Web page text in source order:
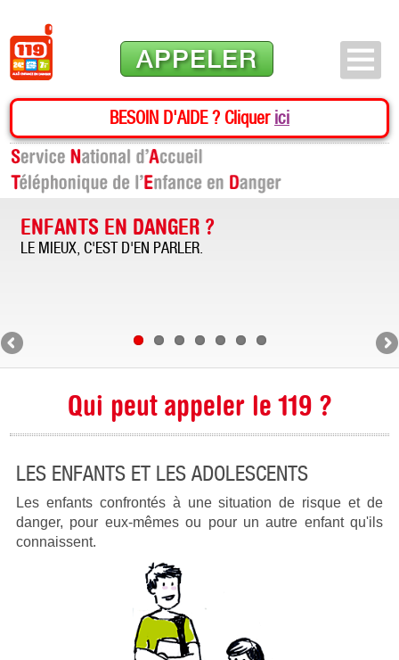
APPELER
BESOIN D'AIDE ? Cliquer ici
ENFANTS EN DANGER ?
LE MIEUX, C'EST D'EN PARLER.
Qui peut appeler le 119 ?
LES ENFANTS ET LES ADOLESCENTS
Les enfants confrontés à une situation de risque et de
danger, pour eux-mêmes ou pour un autre enfant qu'ils
connaissent.